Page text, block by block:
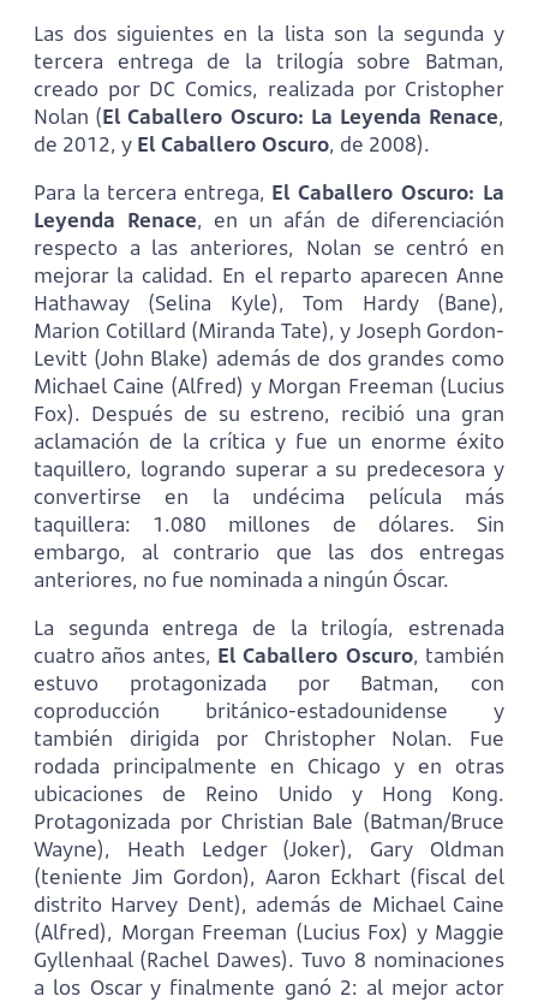
Las dos siguientes en la lista son la segunda y
tercera entrega de la trilogía sobre Batman,
creado por DC Comics, realizada por Cristopher
Nolan (El Caballero Oscuro: La Leyenda Renace,
de 2012, y El Caballero Oscuro, de 2008).
Para la tercera entrega, El Caballero Oscuro: La
Leyenda Renace, en un afán de diferenciación
respecto a las anteriores, Nolan se centró en
mejorar la calidad. En el reparto aparecen Anne
Hathaway (Selina Kyle), Tom Hardy (Bane),
Marion Cotillard (Miranda Tate), y Joseph Gordon-
Levitt (John Blake) además de dos grandes como
Michael Caine (Alfred) y Morgan Freeman (Lucius
Fox). Después de su estreno, recibió una gran
aclamación de la crítica y fue un enorme éxito
taquillero, logrando superar a su predecesora y
convertirse en la undécima película más
taquillera: 1.080 millones de dólares. Sin
embargo, al contrario que las dos entregas
anteriores, no fue nominada a ningún Óscar.
La segunda entrega de la trilogía, estrenada
cuatro años antes, El Caballero Oscuro, también
estuvo protagonizada por Batman, con
coproducción británico-estadounidense y
también dirigida por Christopher Nolan. Fue
rodada principalmente en Chicago y en otras
ubicaciones de Reino Unido y Hong Kong.
Protagonizada por Christian Bale (Batman/Bruce
Wayne), Heath Ledger (Joker), Gary Oldman
(teniente Jim Gordon), Aaron Eckhart (fiscal del
distrito Harvey Dent), además de Michael Caine
(Alfred), Morgan Freeman (Lucius Fox) y Maggie
Gyllenhaal (Rachel Dawes). Tuvo 8 nominaciones
a los Oscar y finalmente ganó 2: al mejor actor